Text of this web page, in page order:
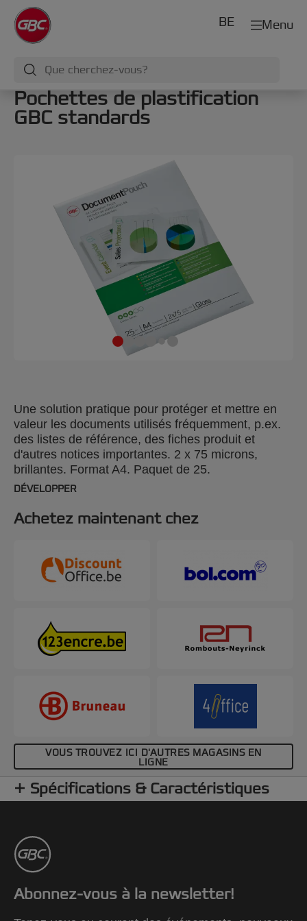
Menu
BE
Pochettes de plastification
GBC standards
Une solution pratique pour protéger et mettre en
valeur les documents utilisés fréquemment, p.ex.
des listes de référence, des fiches produit et
d'autres notices importantes. 2 x 75 microns,
brillantes. Format A4. Paquet de 25.
DÉVELOPPER
Achetez maintenant chez
VOUS TROUVEZ ICI D'AUTRES MAGASINS EN
LIGNE
Spécifications & Caractéristiques
Abonnez-vous à la newsletter!